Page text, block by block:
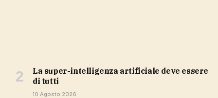
la super-intelligenza artificiale deve essere
di tutti
10 Agosto 2026